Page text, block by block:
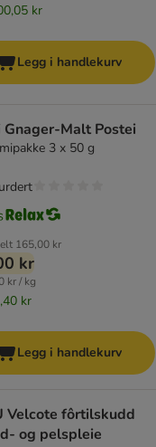
kr
Legg i handlekurv
Gnager-Malt Postei
3 x 50 g
165,00 kr
kr
kr / kg
kr
Legg i handlekurv
Velcote fôrtilskudd
og pelspleie